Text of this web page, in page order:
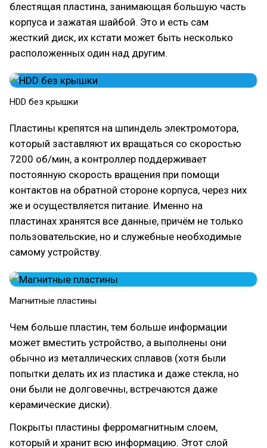
блестящая пластина, занимающая большую часть
корпуса и зажатая шайбой. Это и есть сам
жесткий диск, их кстати может быть несколько
расположенных один над другим.
HDD без крышки
Пластины крепятся на шпиндель электромотора,
который заставляют их вращаться со скоростью
7200 об/мин, а контроллер поддерживает
постоянную скорость вращения при помощи
контактов на обратной стороне корпуса, через них
же и осуществляется питание. Именно на
пластинах хранятся все данные, причём не только
пользовательские, но и служебные необходимые
самому устройству.
Магнитные пластины
Чем больше пластин, тем больше информации
может вместить устройство, а выполнены они
обычно из металлических сплавов (хотя были
попытки делать их из пластика и даже стекла, но
они были не долговечны, встречаются даже
керамические диски).
Покрыты пластины ферромагнитным слоем,
который и хранит всю информацию. Этот слой